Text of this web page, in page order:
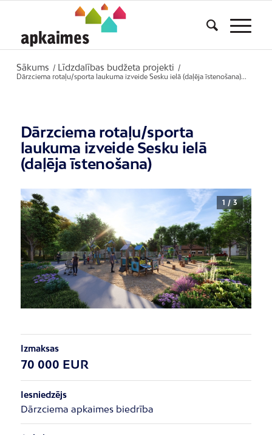
Sākums / Līdzdalības budžeta projekti
/
Dārzciema rotaļu/sporta laukuma izveide Sesku ielā (daļēja īstenošana)...
Dārzciema rotaļu/sporta
laukuma izveide Sesku ielā
(daļēja īstenošana)
1 / 3
Izmaksas
70 000 EUR
Iesniedzējs
Dārzciema apkaimes biedrība